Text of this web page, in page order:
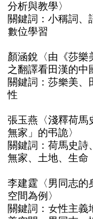
分析與教學〉
關鍵詞：小稱詞、
數位學習
顏涵銳〈由《莎樂
之翻譯看田漢的中
關鍵詞：莎樂美、
性
張玉燕〈淺釋荷馬
無家」的弔詭〉
關鍵詞：荷馬史詩
無家、土地、生命
李建霆〈男同志的
空間為例〉
關鍵詞：女性主義